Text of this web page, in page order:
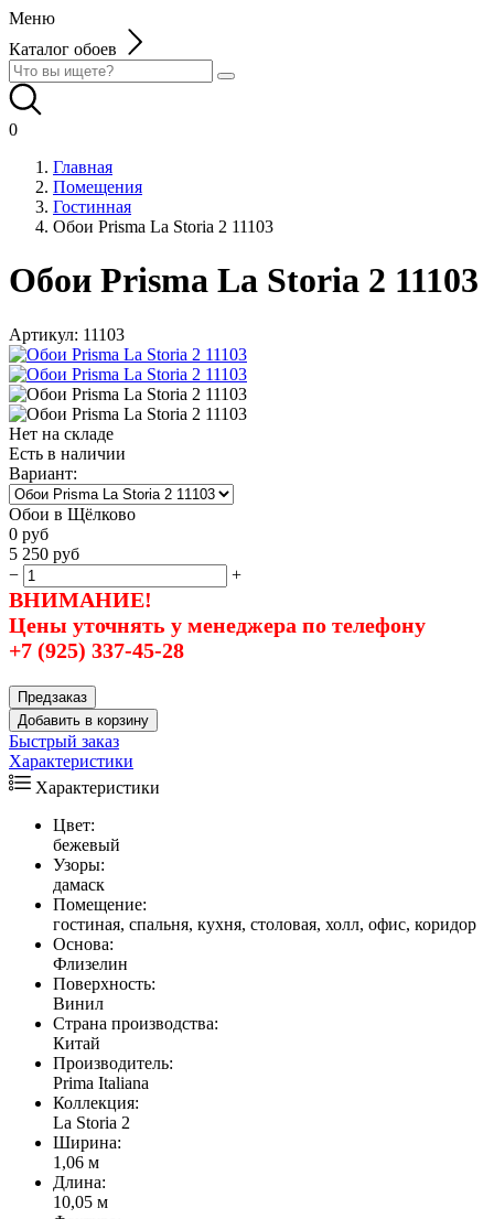
Меню
Каталог обоев
0
Главная
Помещения
Гостинная
Обои Prisma La Storia 2 11103
Обои Prisma La Storia 2 11103
Артикул: 11103
Нет на складе
Есть в наличии
Вариант:
Обои в Щёлково
0 руб
5 250 руб
−
+
ВНИМАНИЕ!
Цены уточнять у менеджера по телефону
+7 (925) 337-45-28
Предзаказ
Добавить в корзину
Быстрый заказ
Характеристики
Характеристики
Цвет:
бежевый
Узоры:
дамаск
Помещение:
гостиная, спальня, кухня, столовая, холл, офис, коридор
Основа:
Флизелин
Поверхность:
Винил
Страна производства:
Китай
Производитель:
Prima Italiana
Коллекция:
La Storia 2
Ширина:
1,06 м
Длина:
10,05 м